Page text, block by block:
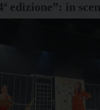
edizione”: in
sera” con